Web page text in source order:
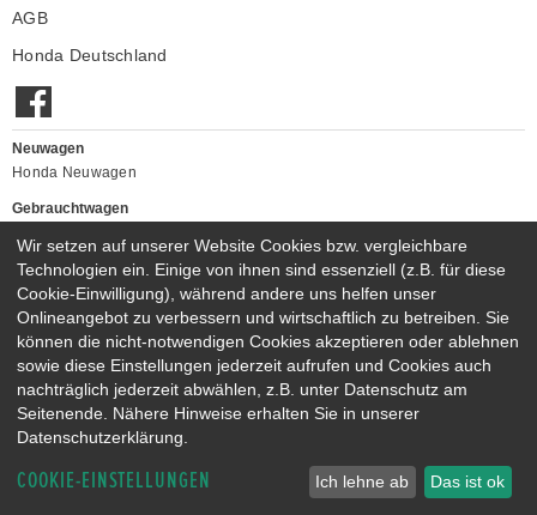
AGB
Honda Deutschland
Neuwagen
Honda Neuwagen
Gebrauchtwagen
Honda Vorführwagen
Gesamtbestand
NEUWAGENMODELLE
HONDA JAZZ E:HEV
HONDA CIVIC E:HEV
HONDA PRELUDE E:HEV
HONDA HR-V E:HEV
HONDA ZR-V E:HEV
HONDA CR-V E:HEV & E:PHEV
Wir setzen auf unserer Website Cookies bzw. vergleichbare
Technologien ein. Einige von ihnen sind essenziell (z.B. für diese
Cookie-Einwilligung), während andere uns helfen unser
Onlineangebot zu verbessern und wirtschaftlich zu betreiben. Sie
können die nicht-notwendigen Cookies akzeptieren oder ablehnen
sowie diese Einstellungen jederzeit aufrufen und Cookies auch
nachträglich jederzeit abwählen, z.B. unter Datenschutz am
Seitenende. Nähere Hinweise erhalten Sie in unserer
Datenschutzerklärung.
COOKIE-EINSTELLUNGEN Ich lehne ab Das ist ok